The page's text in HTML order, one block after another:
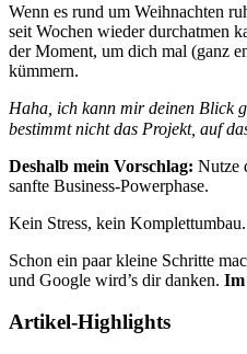
Wenn es rund um Weihnachten
seit Wochen wieder durchatmen
der Moment, um dich mal (ganz
kümmern.
Haha, ich kann mir deinen Blick
bestimmt nicht das Projekt, auf
Deshalb mein Vorschlag: Nutze
sanfte Business-Powerphase.
Kein Stress, kein Komplettumbau.
Schon ein paar kleine Schritte
und Google wird’s dir danken. Im
Artikel-Highlights